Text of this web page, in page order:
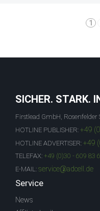
1
SICHER. STARK.
Firstlead GmbH, Rosenfelder
HOTLINE PUBLISHER: +49
HOTLINE ADVERTISER: +49
TELEFAX: +49 (0)30 - 609 83
E-MAIL: service@adcell.de
Service
News